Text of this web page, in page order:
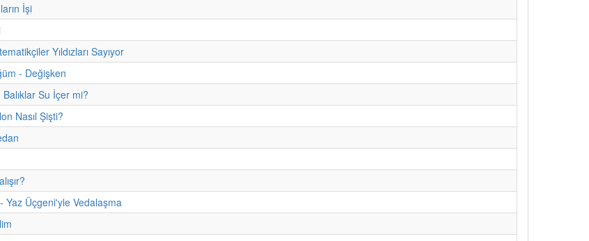
İşi
Yıldızları Sayıyor
- Değişken
Su İçer mi?
Nasıl Şişti?
Yaz Üçgeni'yle Vedalaşma